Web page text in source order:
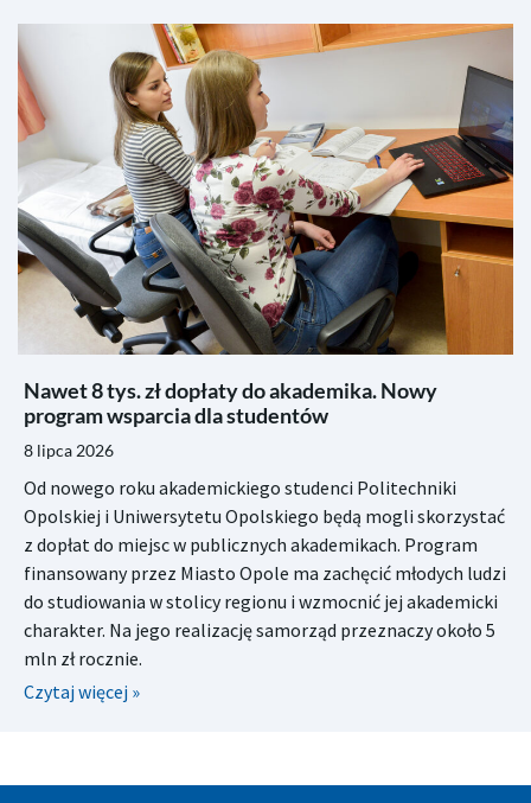
Nawet 8 tys. zł dopłaty do akademika. Nowy
program wsparcia dla studentów
8 lipca 2026
Od nowego roku akademickiego studenci Politechniki
Opolskiej i Uniwersytetu Opolskiego będą mogli skorzystać
z dopłat do miejsc w publicznych akademikach. Program
finansowany przez Miasto Opole ma zachęcić młodych ludzi
do studiowania w stolicy regionu i wzmocnić jej akademicki
charakter. Na jego realizację samorząd przeznaczy około 5
mln zł rocznie.
Czytaj więcej »